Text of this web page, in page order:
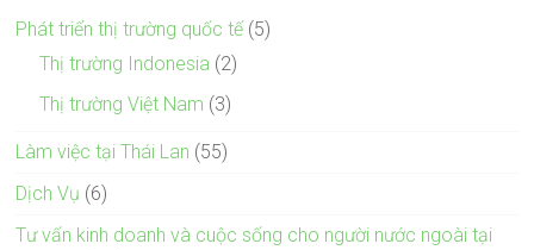
Phát triển thị trường quốc tế(5)
Thị trường Indonesia (2)
Thị trường Việt Nam (3)
Làm việc tại Thái Lan (55)
Dịch Vụ (6)
Tư vấn kinh doanh và cuộc sống cho người nước ngoài tại